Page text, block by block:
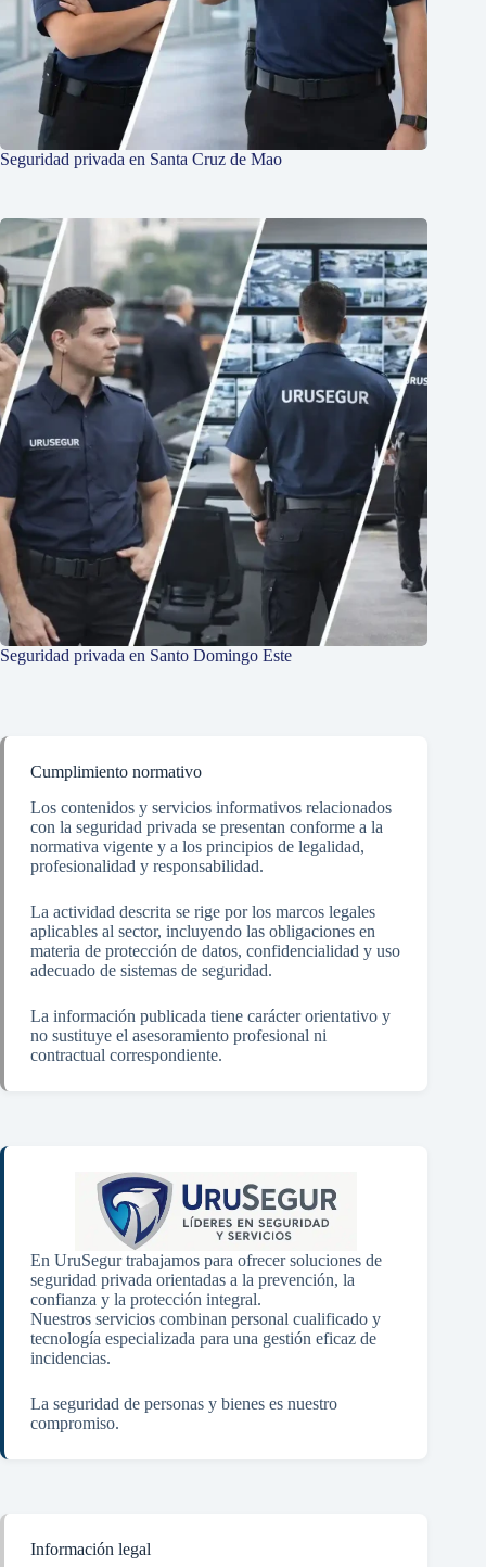
Seguridad privada en Santa Cruz de Mao
Seguridad privada en Santo Domingo Este
Cumplimiento normativo
Los contenidos y servicios informativos relacionados
con la seguridad privada se presentan conforme a la
normativa vigente y a los principios de legalidad,
profesionalidad y responsabilidad.
La actividad descrita se rige por los marcos legales
aplicables al sector, incluyendo las obligaciones en
materia de protección de datos, confidencialidad y uso
adecuado de sistemas de seguridad.
La información publicada tiene carácter orientativo y
no sustituye el asesoramiento profesional ni
contractual correspondiente.
En UruSegur trabajamos para ofrecer soluciones de
seguridad privada orientadas a la prevención, la
confianza y la protección integral.
Nuestros servicios combinan personal cualificado y
tecnología especializada para una gestión eficaz de
incidencias.
La seguridad de personas y bienes es nuestro
compromiso.
Información legal